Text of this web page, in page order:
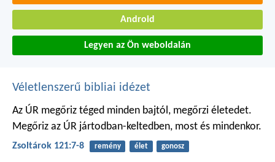
Android
Legyen az Ön weboldalán
Véletlenszerű bibliai idézet
Az ÚR megőriz téged minden bajtól, megőrzi életedet.
Megőriz az ÚR jártodban-keltedben, most és mindenkor.
Zsoltárok 121:7-8 remény élet gonosz